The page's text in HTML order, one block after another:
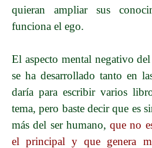
quieran ampliar sus
funciona el ego.
El aspecto mental negativo
se ha desarrollado tanto en
daría para escribir varios
tema, pero baste decir que es
más del ser humano,que no
el principal y que genera